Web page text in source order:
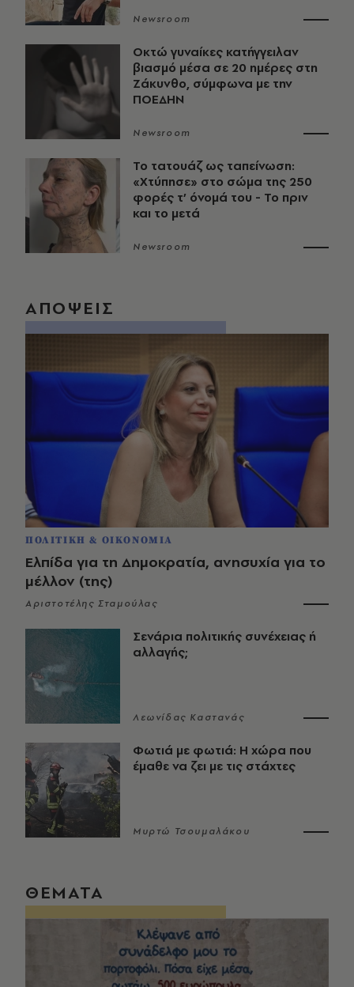
Newsroom
Οκτώ γυναίκες κατήγγειλαν
βιασμό μέσα σε 20 ημέρες στη
Ζάκυνθο, σύμφωνα με την
ΠΟΕΔΗΝ
Newsroom
Το τατουάζ ως ταπείνωση:
«Χτύπησε» στο σώμα της 250
φορές τ’ όνομά του - Το πριν
και το μετά
Newsroom
ΑΠΟΨΕΙΣ
ΠΟΛΙΤΙΚΗ & ΟΙΚΟΝΟΜΙΑ
Ελπίδα για τη Δημοκρατία, ανησυχία για το
μέλλον (της)
Αριστοτέλης Σταμούλας
Σενάρια πολιτικής συνέχειας ή
αλλαγής;
Λεωνίδας Καστανάς
Φωτιά με φωτιά: Η χώρα που
έμαθε να ζει με τις στάχτες
Μυρτώ Τσουμαλάκου
ΘΕΜΑΤΑ